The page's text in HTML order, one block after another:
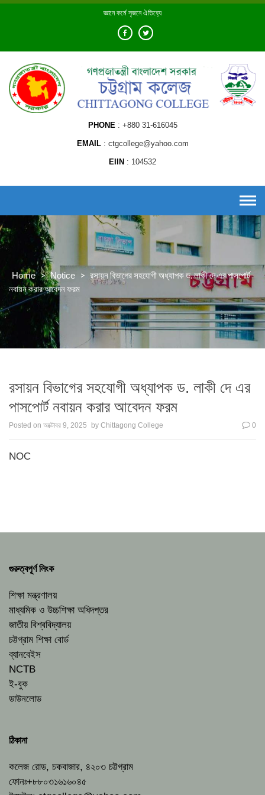
Skip
জ্ঞানে কর্মে সৃজনে ঐতিহ্যে
PHONE +880 31-616045
EMAIL ctgcollege@yahoo.com
EIIN 104532
Home > Notice > রসায়ন বিভাগের সহযোগী অধ্যাপক ড. লাকী দে এর পাসপোর্ট
নবায়ন করার আবেদন ফরম
রসায়ন বিভাগের সহযোগী অধ্যাপক ড. লাকী দে এর
পাসপোর্ট নবায়ন করার আবেদন ফরম
Posted on অক্টোবর 9, 2025 by Chittagong College 0
NOC
গুরুত্বপূর্ণ লিংক
শিক্ষা মন্ত্রণালয়
মাধ্যমিক ও উচ্চশিক্ষা অধিদপ্তর
জাতীয় বিশ্ববিদ্যালয়
চট্টগ্রাম শিক্ষা বোর্ড
ব্যানবেইস
NCTB
ই-বুক
ডাউনলোড
ঠিকানা
কলেজ রোড, চকবাজার, ৪২০৩ চট্টগ্রাম
ফোনঃ+৮৮০৩১৬১৬০৪৫